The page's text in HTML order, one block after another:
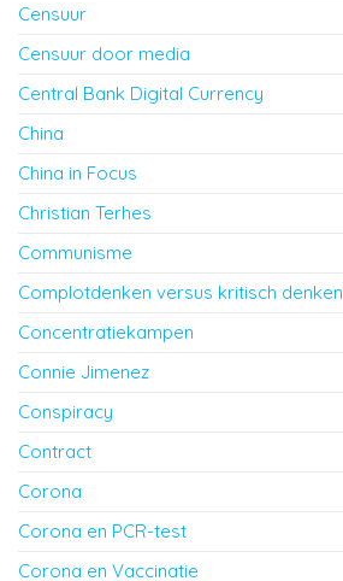
Censuur
Censuur door media
Central Bank Digital Currency
China
China in Focus
Christian Terhes
Communisme
Complotdenken versus kritisch denken
Concentratiekampen
Connie Jimenez
Conspiracy
Contract
Corona
Corona en PCR-test
Corona en Vaccinatie